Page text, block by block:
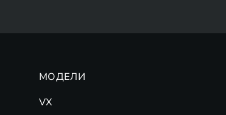
МОДЕЛИ
VX